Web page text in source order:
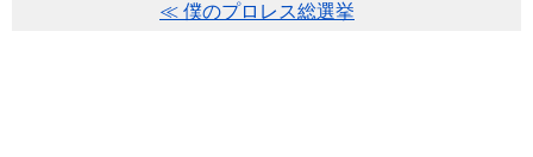
≪ 僕のプロレス総選挙